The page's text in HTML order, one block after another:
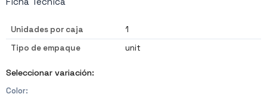
Unidades por caja
1
Tipo de empaque
unit
Seleccionar variación:
Color: